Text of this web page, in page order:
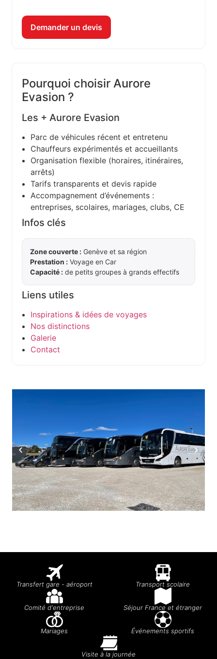
Demander un devis
Pourquoi choisir Aurore
Evasion ?
Les + Aurore Evasion
Parc de véhicules récent et entretenu
Chauffeurs expérimentés et accueillants
Organisation flexible (horaires, itinéraires,
arrêts)
Tarifs transparents et devis rapide
Accompagnement d’événements :
entreprises, scolaires, mariages, clubs, CE
Infos clés
Zone couverte : Genève et sa région
Prestation : Voyage en Car
Capacité : de petits groupes à grands effectifs
Liens utiles
Inspirations & idées de voyages
Nos distinctions
Galerie
Contact
Transfert gare - aéroport Transport scolaire
Comité d'entreprise Séjour France et étranger
Mariages Événements sportifs
Visite à la journée